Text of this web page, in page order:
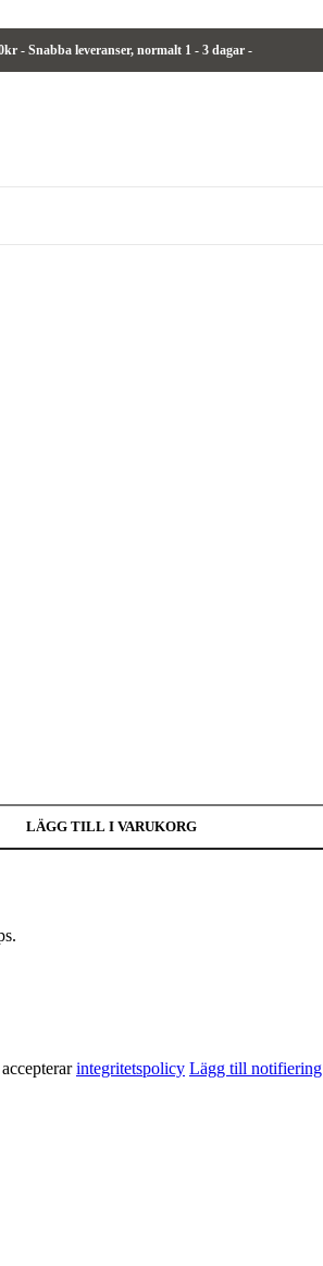
- Snabba leveranser, normalt 1 - 3 dagar -
LÄGG TILL I VARUKORG
integritetspolicy Lägg till notifiering